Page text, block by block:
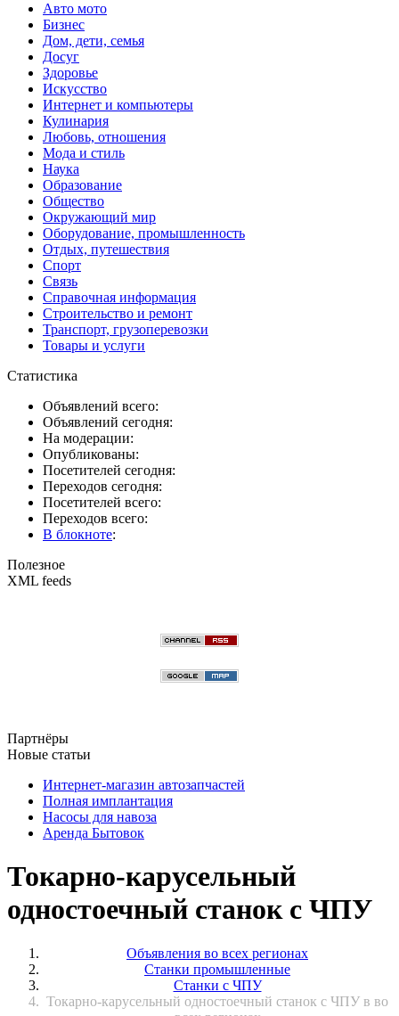
Авто мото
Бизнес
Дом, дети, семья
Досуг
Здоровье
Искусство
Интернет и компьютеры
Кулинария
Любовь, отношения
Мода и стиль
Наука
Образование
Общество
Окружающий мир
Оборудование, промышленность
Отдых, путешествия
Спорт
Связь
Справочная информация
Строительство и ремонт
Транспорт, грузоперевозки
Товары и услуги
Статистика
Объявлений всего:
Объявлений сегодня:
На модерации:
Опубликованы:
Посетителей сегодня:
Переходов сегодня:
Посетителей всего:
Переходов всего:
В блокноте:
Полезное
XML feeds
Партнёры
Новые статьи
Интернет-магазин автозапчастей
Полная имплантация
Насосы для навоза
Аренда Бытовок
Токарно-карусельный
одностоечный станок с ЧПУ
Объявления во всех регионах
Станки промышленные
Станки с ЧПУ
Токарно-карусельный одностоечный станок с ЧПУ в во